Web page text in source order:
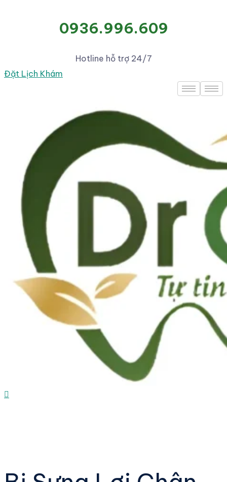
0936.996.609
Hotline hỗ trợ 24/7
Đặt Lịch Khám